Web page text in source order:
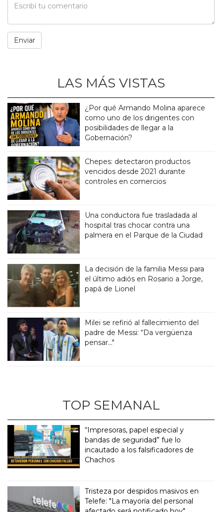
LAS MÁS VISTAS
¿Por qué Armando Molina aparece
como uno de los dirigentes con
posibilidades de llegar a la
Gobernación?
Chepes: detectaron productos
vencidos desde 2021 durante
controles en comercios
Una conductora fue trasladada al
hospital tras chocar contra una
palmera en el Parque de la Ciudad
La decisión de la familia Messi para
el último adiós en Rosario a Jorge,
papá de Lionel
Milei se refirió al fallecimiento del
padre de Messi: “Da vergüenza
pensar..."
TOP SEMANAL
“Impresoras, papel especial y
bandas de seguridad” fue lo
incautado a los falsificadores de
Chachos
Tristeza por despidos masivos en
Telefe: "La mayoría del personal